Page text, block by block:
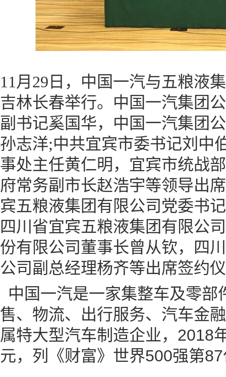
11月29日，中国一汽与五粮液
吉林长春举行。中国一汽集团
副书记奚国华，中国一汽集团
孙志洋;中共宜宾市委书记刘中
事处主任黄仁明，宜宾市统战
府常务副市长赵浩宇等领导出
宾五粮液集团有限公司党委书
四川省宜宾五粮液集团有限公
份有限公司董事长曾从钦，四
公司副总经理杨齐等出席签约
中国一汽是一家集整车及零部
售、物流、出行服务、汽车金
属特大型汽车制造企业，2018
元，列《财富》世界500强第